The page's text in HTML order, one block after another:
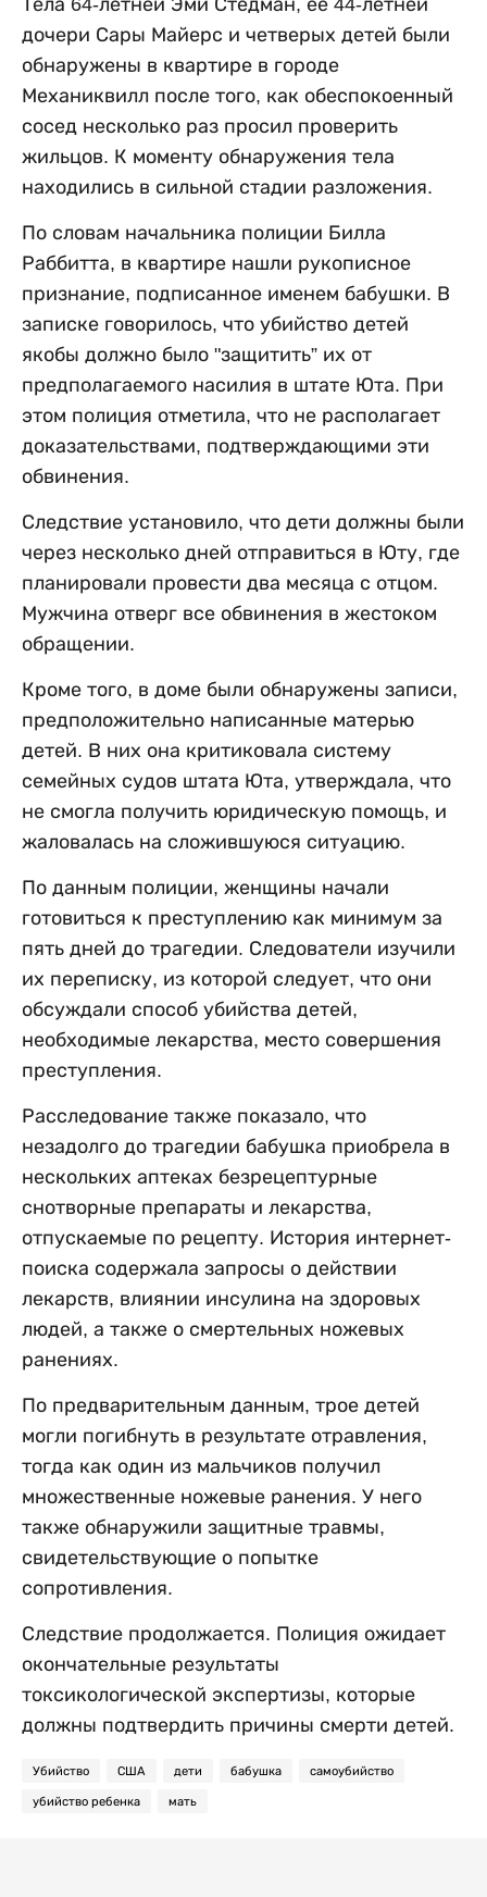
дочери Сары Майерс и четверых детей были
обнаружены в квартире в городе
Механиквилл после того, как обеспокоенный
сосед несколько раз просил проверить
жильцов. К моменту обнаружения тела
находились в сильной стадии разложения.
По словам начальника полиции Билла
Раббитта, в квартире нашли рукописное
признание, подписанное именем бабушки. В
записке говорилось, что убийство детей
якобы должно было "защитить” их от
предполагаемого насилия в штате Юта. При
этом полиция отметила, что не располагает
доказательствами, подтверждающими эти
обвинения.
Следствие установило, что дети должны были
через несколько дней отправиться в Юту, где
планировали провести два месяца с отцом.
Мужчина отверг все обвинения в жестоком
обращении.
Кроме того, в доме были обнаружены записи,
предположительно написанные матерью
детей. В них она критиковала систему
семейных судов штата Юта, утверждала, что
не смогла получить юридическую помощь, и
жаловалась на сложившуюся ситуацию.
По данным полиции, женщины начали
готовиться к преступлению как минимум за
пять дней до трагедии. Следователи изучили
их переписку, из которой следует, что они
обсуждали способ убийства детей,
необходимые лекарства, место совершения
преступления.
Расследование также показало, что
незадолго до трагедии бабушка приобрела в
нескольких аптеках безрецептурные
снотворные препараты и лекарства,
отпускаемые по рецепту. История интернет-
поиска содержала запросы о действии
лекарств, влиянии инсулина на здоровых
людей, а также о смертельных ножевых
ранениях.
По предварительным данным, трое детей
могли погибнуть в результате отравления,
тогда как один из мальчиков получил
множественные ножевые ранения. У него
также обнаружили защитные травмы,
свидетельствующие о попытке
сопротивления.
Следствие продолжается. Полиция ожидает
окончательные результаты
токсикологической экспертизы, которые
должны подтвердить причины смерти детей.
Убийство США дети бабушка самоубийство
убийство ребенка мать